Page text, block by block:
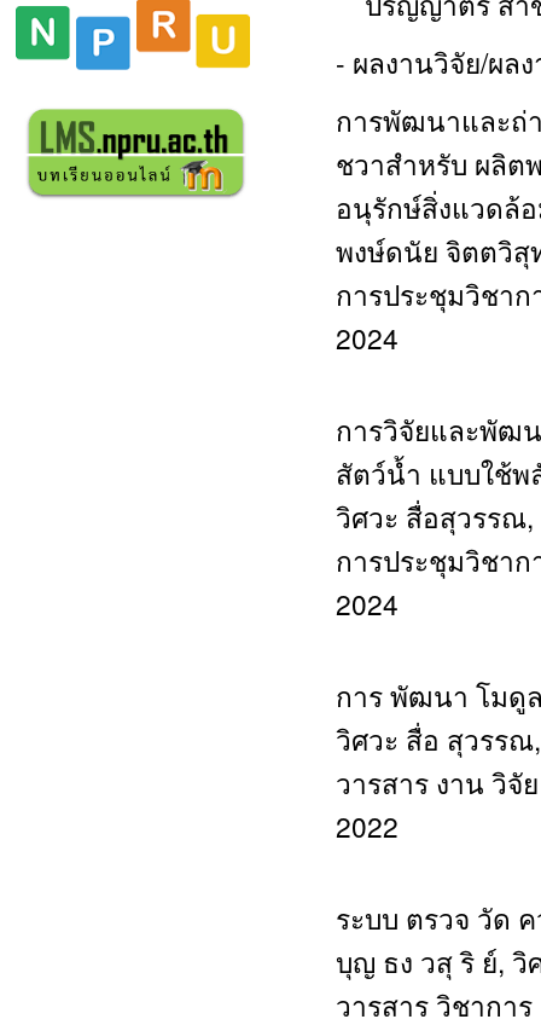
- ผลงานวิจัย/ผล
การพัฒนาและถ่
ชวาสำหรับ ผลิต
อนุรักษ์สิ่งแวดล้
พงษ์ดนัย จิตตวิ
การประชุมวิชาก
2024
การวิจัยและพัฒ
สัตว์น้ำ แบบใช้พ
วิศวะ สื่อสุวรรณ
การประชุมวิชาก
2024
การ พัฒนา โมดู
วิศวะ สื่อ สุวรร
วารสาร งาน วิจั
2022
ระบบ ตรวจ วัด
บุญ ธง วสุ ริ ย์,
วารสาร วิชากา